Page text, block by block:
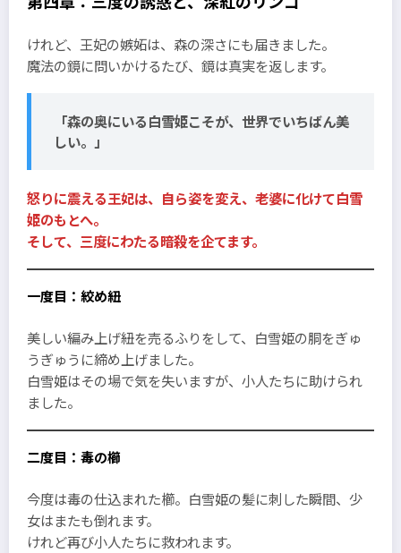
けれど、王妃の嫉妬は、森の深さにも届きました。
魔法の鏡に問いかけるたび、鏡は真実を返します。
「森の奥にいる白雪姫こそが、世界でいちばん美
しい。」
怒りに震える王妃は、自ら姿を変え、老婆に化けて白雪
姫のもとへ。
そして、三度にわたる暗殺を企てます。
一度目：絞め紐
美しい編み上げ紐を売るふりをして、白雪姫の胴をぎゅ
うぎゅうに締め上げました。
白雪姫はその場で気を失いますが、小人たちに助けられ
ました。
二度目：毒の櫛
今度は毒の仕込まれた櫛。白雪姫の髪に刺した瞬間、少
女はまたも倒れます。
けれど再び小人たちに救われます。